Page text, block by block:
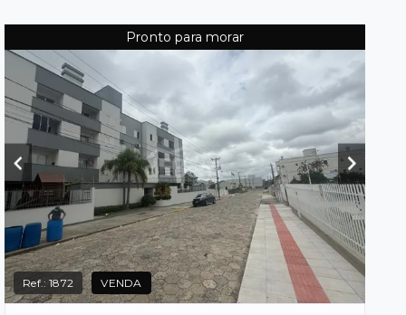
Pronto para morar
Ref.:1872 VENDA